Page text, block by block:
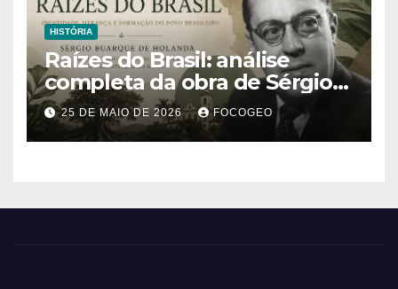
HISTÓRIA
Raízes do Brasil: análise
completa da obra de Sérgio
Buarque de Holanda e sua
importância para entender a
formação do Brasil
25 DE MAIO DE 2026 FOCOGEO